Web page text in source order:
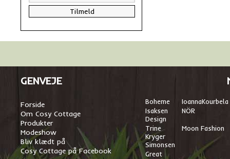
GENVEJE
Forside
Om Cosy Cottage
Produkter
Modeshow
Bliv klædt på
Cosy Cottage på Facebook
Boheme IoannaKourbela
Isaksen
Design
NÖR
Trine
Kryger
Simonsen
Moon Fashion
Great